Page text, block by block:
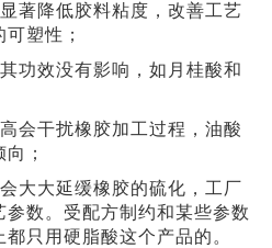
著降低胶料粘度，改善工艺
塑性；
功效没有影响，如月桂酸和
会干扰橡胶加工过程，油酸
；
大大延缓橡胶的硫化，工厂
数。受配方制约和某些参数
只用硬脂酸这个产品的。